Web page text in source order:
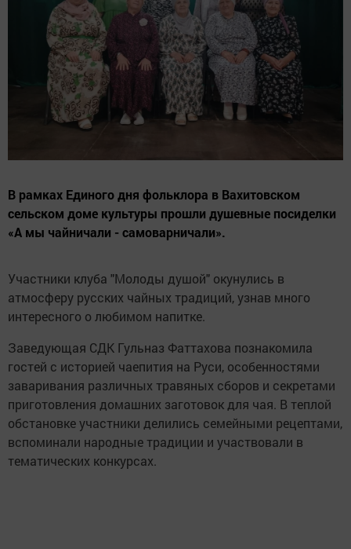
В рамках Единого дня фольклора в Вахитовском
сельском доме культуры прошли душевные посиделки
«А мы чайничали - самоварничали».
Участники клуба "Молоды душой" окунулись в
атмосферу русских чайных традиций, узнав много
интересного о любимом напитке.
Заведующая СДК Гульназ Фаттахова познакомила
гостей с историей чаепития на Руси, особенностями
заваривания различных травяных сборов и секретами
приготовления домашних заготовок для чая. В теплой
обстановке участники делились семейными рецептами,
вспоминали народные традиции и участвовали в
тематических конкурсах.